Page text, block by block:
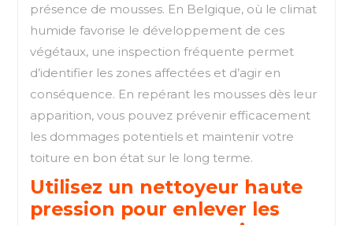
présence de mousses. En Belgique, où le climat
humide favorise le développement de ces
végétaux, une inspection fréquente permet
d’identifier les zones affectées et d’agir en
conséquence. En repérant les mousses dès leur
apparition, vous pouvez prévenir efficacement
les dommages potentiels et maintenir votre
toiture en bon état sur le long terme.
Utilisez un nettoyeur haute
pression pour enlever les